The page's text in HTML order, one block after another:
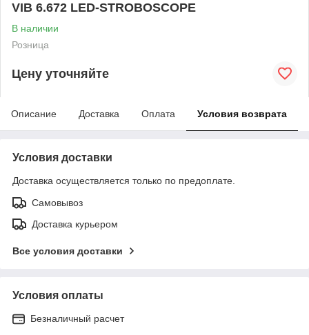
VIB 6.672 LED-STROBOSCOPE
В наличии
Розница
Цену уточняйте
Описание Доставка Оплата Условия возврата
Условия доставки
Доставка осуществляется только по предоплате.
Самовывоз
Доставка курьером
Все условия доставки
Условия оплаты
Безналичный расчет